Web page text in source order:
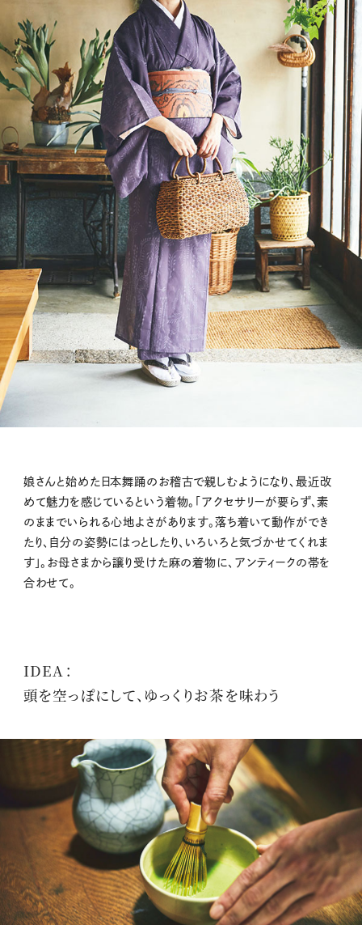
娘さんと始めた日本舞踊のお稽古で親しむようになり、最近改
めて魅力を感じているという着物。「アクセサリーが要らず、素
のままでいられる心地よさがあります。落ち着いて動作ができ
たり、自分の姿勢にはっとしたり、いろいろと気づかせてくれま
す」。お母さまから譲り受けた麻の着物に、アンティークの帯を
合わせて。
IDEA：
頭を空っぽにして、ゆっくりお茶を味わう